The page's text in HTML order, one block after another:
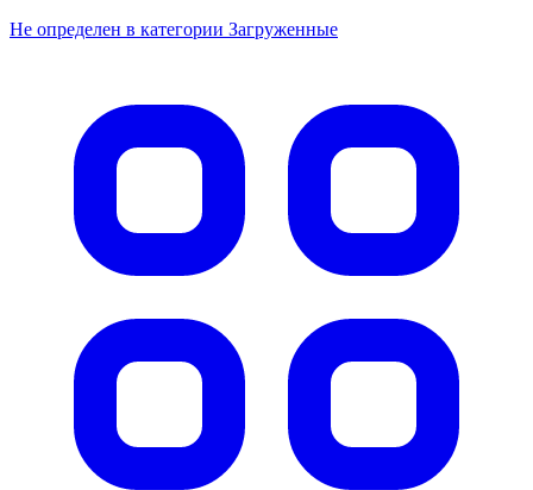
Не определен в категории Загруженные